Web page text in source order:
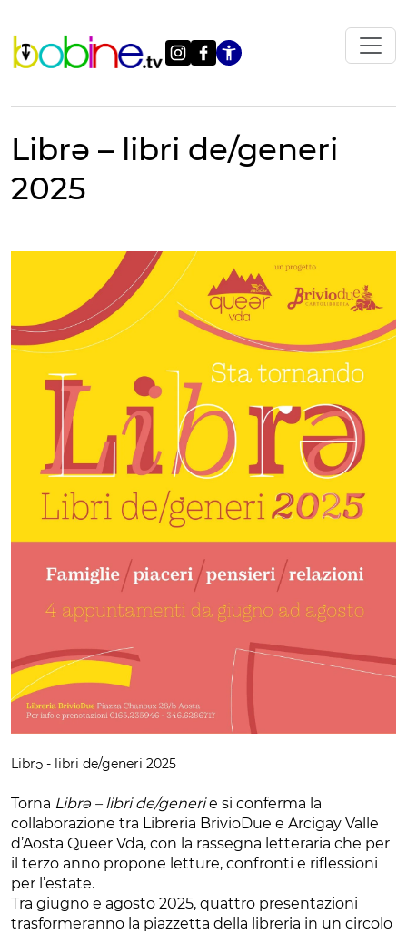
contenuto
Apri le
Librə – libri de/generi
2025
Librə - libri de/generi 2025
Torna Librə – libri de/generie si conferma la
collaborazione tra Libreria BrivioDue e Arcigay Valle
d’Aosta Queer Vda, con la rassegna letteraria che per
il terzo anno propone letture, confronti e riflessioni
per l’estate.
Tra giugno e agosto 2025, quattro presentazioni
trasformeranno la piazzetta della libreria in un circolo